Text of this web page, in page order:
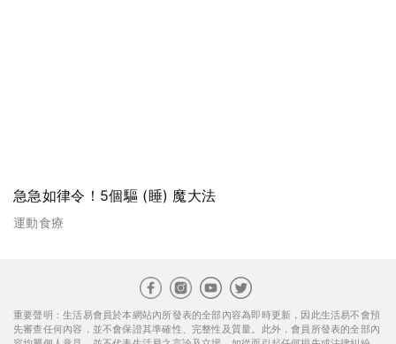
急急如律令！5個驅 (睡) 魔大法
運動食療
重要聲明：生活易會員於本網站內所發表的全部內容為即時更新，因此生活易不會預
先審查任何內容，並不會保證其準確性、完整性及質量。此外，會員所發表的全部內